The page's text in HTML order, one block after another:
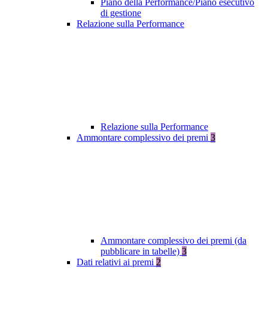
Piano della Performance/Piano esecutivo
di gestione
Relazione sulla Performance
Relazione sulla Performance
Ammontare complessivo dei premi 3
Ammontare complessivo dei premi (da
pubblicare in tabelle) 3
Dati relativi ai premi 2